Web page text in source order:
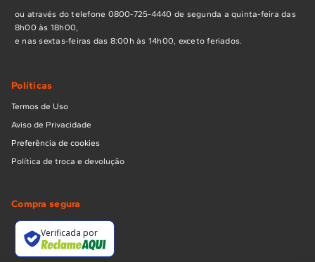
ou através do telefone 0800-725-4440 de segunda a quinta-feira das
8h00 às 18h00,
e nas sextas-feiras das 8:00h às 14h00, exceto feriados.
Políticas
Termos de Uso
Aviso de Privacidade
Preferência de cookies
Política de troca e devolução
Compra segura
Verificada por